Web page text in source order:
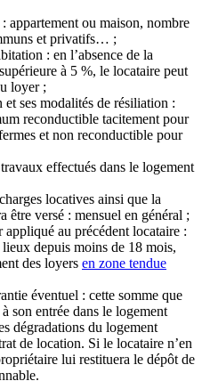
appartement ou maison, nombre
et privatifs… ;
: en l’absence de la
à 5 %, le locataire peut
loyer ;
ses modalités de résiliation :
reconductible tacitement pour
et non reconductible pour
effectués dans le logement
locatives ainsi que la
être versé : mensuel en général ;
au précédent locataire :
depuis moins de 18 mois,
des loyers en zone tendue
éventuel : cette somme que
son entrée dans le logement
dégradations du logement
de location. Si le locataire n’en
lui restituera le dépôt de